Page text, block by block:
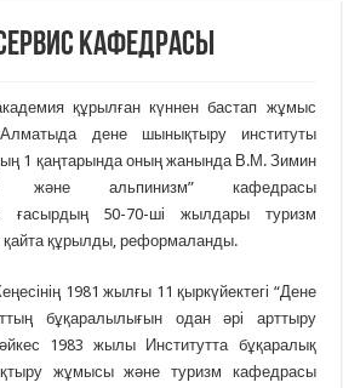
КАФЕДРАСЫ
құрылған күннен бастап жұмыс
дене шынықтыру институты
1 қаңтарында оның жанында В.М. Зимин
және альпинизм” кафедрасы
ғасырдың 50-70-ші жылдары туризм
қайта құрылды, реформаланды.
1981 жылғы 11 қыркүйектегі “Дене
бұқаралылығын одан әрі арттыру
1983 жылы Институтта бұқаралық
жұмысы және туризм кафедрасы